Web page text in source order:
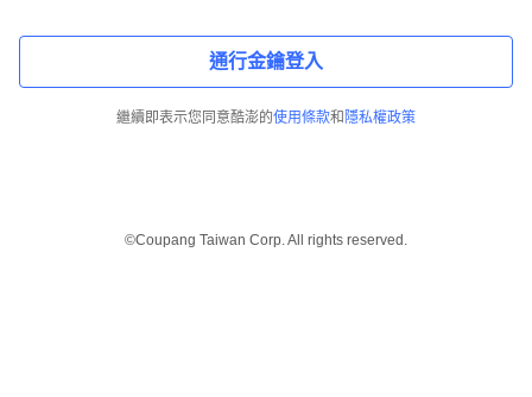
通行金鑰登入
繼續即表示您同意酷澎的使用條款和 隱私權政策
©Coupang Taiwan Corp. All rights reserved.